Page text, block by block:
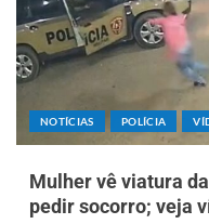
NOTÍCIAS POLÍCIA
Mulher vê viatura
pedir socorro; veja